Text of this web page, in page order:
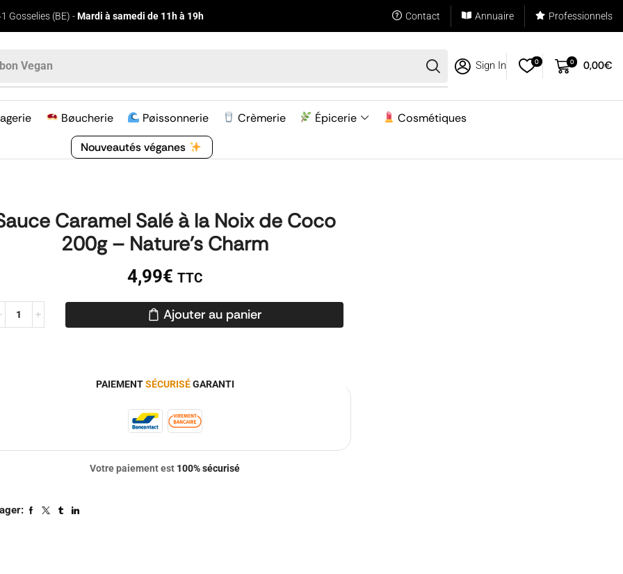
Gosselies (BE) -Mardi à samedi de 11h à 19h Contact Annuaire Professionnels
Vegan Sign In 0 0 0,00€
Bøucherie Pøissonnerie Crèmerie Épicerie Cosmétiques
Nouveautés véganes
Caramel Salé à la Noix de Coco
200g – Nature’s Charm
4,99€ TTC
Ajouter au panier
PAIEMENTSÉCURISÉGARANTI
Votre paiement est 100% sécurisé